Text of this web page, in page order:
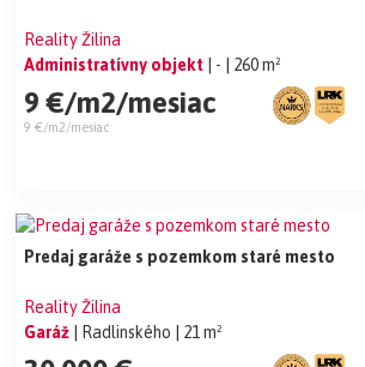
Reality Žilina
Administratívny objekt
| - | 260 m²
9 €/m2/mesiac
9 €/m2/mesiac
Predaj garáže s pozemkom staré mesto
Reality Žilina
Garáž
| Radlinského | 21 m²